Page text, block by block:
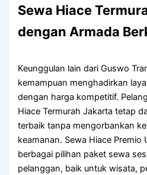
Sewa Hiace
dengan Armada
Keunggulan lain dari Guswo
kemampuan menghadirkan
dengan harga kompetitif.
Hiace Termurah Jakarta tetap
terbaik tanpa mengorbankan
keamanan. Sewa Hiace Premio
berbagai pilihan paket sewa
pelanggan, baik untuk wisata,